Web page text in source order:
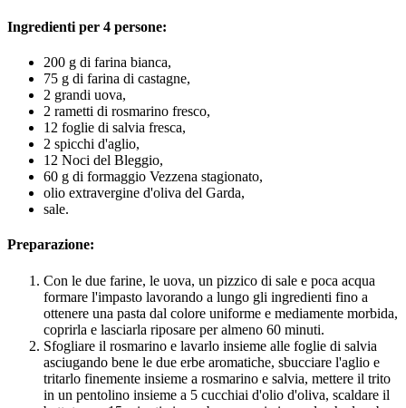
Ingredienti per 4 persone:
200 g di farina bianca,
75 g di farina di castagne,
2 grandi uova,
2 rametti di rosmarino fresco,
12 foglie di salvia fresca,
2 spicchi d'aglio,
12 Noci del Bleggio,
60 g di formaggio Vezzena stagionato,
olio extravergine d'oliva del Garda,
sale.
Preparazione:
Con le due farine, le uova, un pizzico di sale e poca acqua
formare l'impasto lavorando a lungo gli ingredienti fino a
ottenere una pasta dal colore uniforme e mediamente morbida,
coprirla e lasciarla riposare per almeno 60 minuti.
Sfogliare il rosmarino e lavarlo insieme alle foglie di salvia
asciugando bene le due erbe aromatiche, sbucciare l'aglio e
tritarlo finemente insieme a rosmarino e salvia, mettere il trito
in un pentolino insieme a 5 cucchiai d'olio d'oliva, scaldare il